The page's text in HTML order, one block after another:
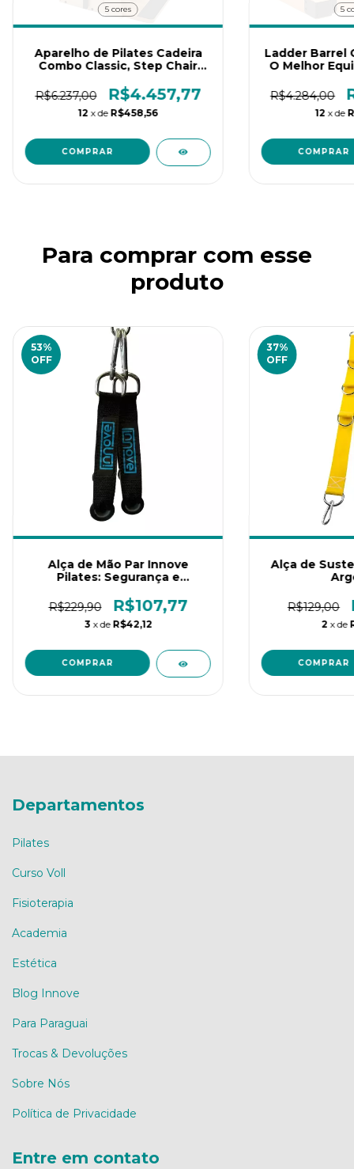
5 cores
Aparelho de Pilates Cadeira
Combo Classic, Step Chair
R$6.237,00
R$4.457,77
12 x de R$458,56
COMPRAR
5
Ladder Barrel
O Melhor
R$4.284,00
12 x de
COMPRAR
Para comprar com esse
produto
53%
OFF
Alça de Mão Par Innove
Pilates: Segurança e
R$229,90
R$107,77
3 x de R$42,12
37%
OFF
Alça de
R$129,00
2 x de
Departamentos
Pilates
Curso Voll
Fisioterapia
Academia
Estética
Blog Innove
Para Paraguai
Trocas & Devoluções
Sobre Nós
Política de Privacidade
Entre em contato
preencha os dados para iniciar:
INICIAR CONVERSA